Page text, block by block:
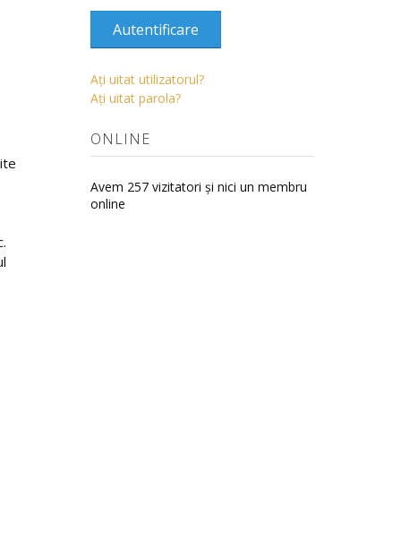
Autentificare
Aţi uitat utilizatorul?
Aţi uitat parola?
ONLINE
Avem 257 vizitatori și nici un membru
online